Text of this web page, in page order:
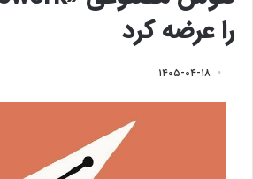
را عرضه کرد
۱۴۰۵-۰۴-۱۸